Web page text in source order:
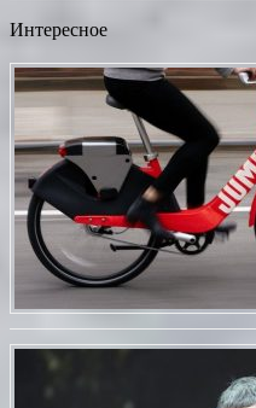
Интересное